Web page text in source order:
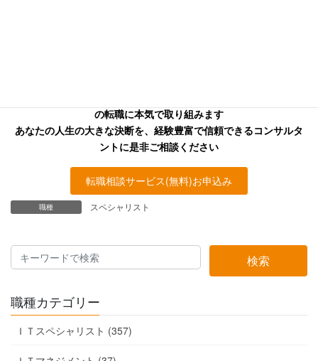
の転職に本気で取り組みます
あなたの人生の大きな決断を、経験豊富で信頼できるコンサルタ
ントに是非ご相談ください
転職相談サービス(無料)お申込み
職種 スペシャリスト
検索
職種カテゴリー
ＩＴスペシャリスト (357)